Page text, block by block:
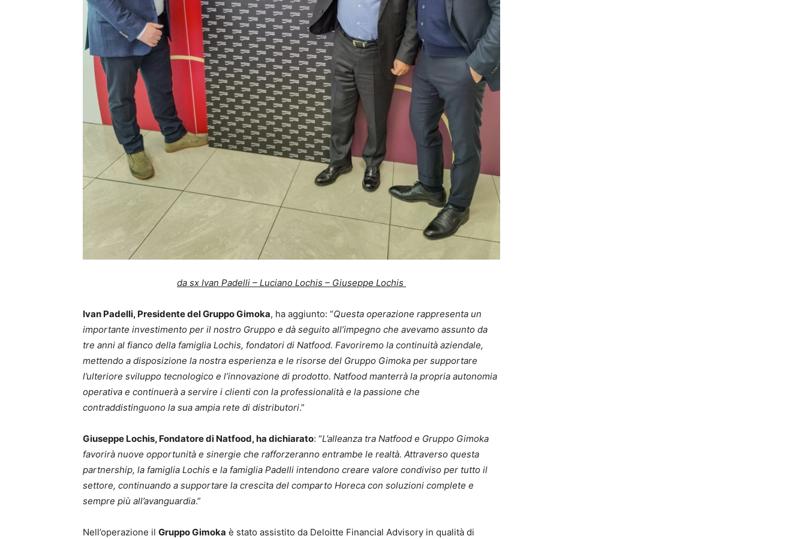
da sx Ivan Padelli – Luciano Lochis – Giuseppe Lochis
Ivan Padelli, Presidente del Gruppo Gimoka, ha aggiunto: “Questa operazione rappresenta un
importante investimento per il nostro Gruppo e dà seguito all’impegno che avevamo assunto da
tre anni al fianco della famiglia Lochis, fondatori di Natfood. Favoriremo la continuità aziendale,
mettendo a disposizione la nostra esperienza e le risorse del Gruppo Gimoka per supportare
l’ulteriore sviluppo tecnologico e l’innovazione di prodotto. Natfood manterrà la propria autonomia
operativa e continuerà a servire i clienti con la professionalità e la passione che
contraddistinguono la sua ampia rete di distributori.”
Giuseppe Lochis, Fondatore di Natfood, ha dichiarato: “L’alleanza tra Natfood e Gruppo Gimoka
favorirà nuove opportunità e sinergie che rafforzeranno entrambe le realtà. Attraverso questa
partnership, la famiglia Lochis e la famiglia Padelli intendono creare valore condiviso per tutto il
settore, continuando a supportare la crescita del comparto Horeca con soluzioni complete e
sempre più all’avanguardia.”
Nell’operazione il Gruppo Gimoka è stato assistito da Deloitte Financial Advisory in qualità di